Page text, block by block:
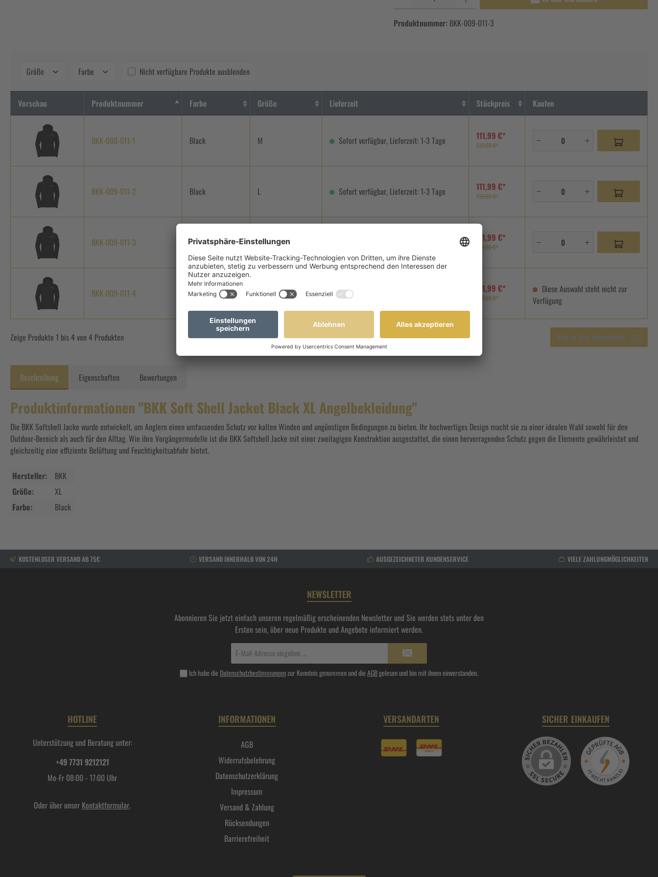
Produktnummer: BKK-009-011-3
Größe Farbe Nicht verfügbare Produkte ausblenden
Vorschau Produktnummer Farbe Größe Lieferzeit Stückpreis Kaufen
BKK-009-011-1 Black M Sofort verfügbar, Lieferzeit: 1-3 Tage 111,99 €*
139,99 €*
BKK-009-011-2 Black L Sofort verfügbar, Lieferzeit: 1-3 Tage 111,99 €*
139,99 €*
BKK-009-011-3 Black XL 111,99 €*
139,99 €*
BKK-009-011-4 Black XXL Nicht mehr verfügbar 111,99 €*
139,99 €*
Diese Auswahl steht nicht zur
Verfügung
Zeige Produkte 1 bis 4 von 4 Produkten Alle in den Warenkorb
Beschreibung Eigenschaften Bewertungen
Produktinformationen "BKK Soft Shell Jacket Black XL Angelbekleidung"
Die BKK Softshell Jacke wurde entwickelt, um Anglern einen umfassenden Schutz vor kalten Winden und ungünstigen Bedingungen zu bieten. Ihr hochwertiges Design macht sie zu einer idealen Wahl sowohl für den
Outdoor-Bereich als auch für den Alltag. Wie ihre Vorgängermodelle ist die BKK Softshell Jacke mit einer zweilagigen Konstruktion ausgestattet, die einen hervorragenden Schutz gegen die Elemente gewährleistet und
gleichzeitig eine effiziente Belüftung und Feuchtigkeitsabfuhr bietet.
Hersteller:
BKK
Größe:
XL
Farbe:
Black
KOSTENLOSER VERSAND AB 75€ VERSAND INNERHALB VON 24H AUSGEZEICHNETER KUNDENSERVICE VIELE ZAHLUNGMÖGLICHKEITEN
NEWSLETTER
Abonnieren Sie jetzt einfach unseren regelmäßig erscheinenden Newsletter und Sie werden stets unter den
Ersten sein, über neue Produkte und Angebote informiert werden.
Adresse*
Ich habe die Datenschutzbestimmungenzur Kenntnis genommen und dieAGBgelesen und bin mit ihnen einverstanden.
HOTLINE
Unterstützung und Beratung unter:
+49 7731 9212121
Mo-Fr 08:00 - 17:00 Uhr
Oder über unser Kontaktformular.
INFORMATIONEN
AGB
Widerrufsbelehrung
Datenschutzerklärung
Impressum
Versand & Zahlung
Rücksendungen
Barrierefreiheit
VERSANDARTEN SICHER EINKAUFEN